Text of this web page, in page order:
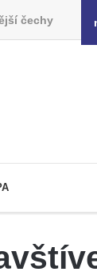
čechy